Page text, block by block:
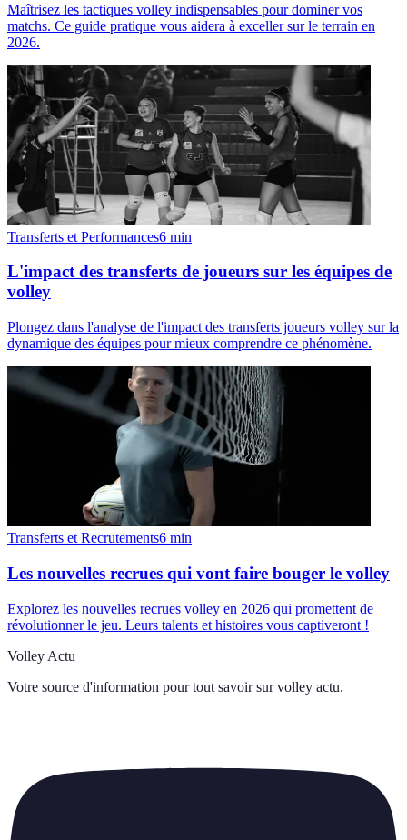
Maîtrisez les tactiques volley indispensables pour dominer vos
matchs. Ce guide pratique vous aidera à exceller sur le terrain en
2026.
Transferts et Performances6 min
L'impact des transferts de joueurs sur les équipes de
volley
Plongez dans l'analyse de l'impact des transferts joueurs volley sur la
dynamique des équipes pour mieux comprendre ce phénomène.
Transferts et Recrutements6 min
Les nouvelles recrues qui vont faire bouger le volley
Explorez les nouvelles recrues volley en 2026 qui promettent de
révolutionner le jeu. Leurs talents et histoires vous captiveront !
Volley Actu
Votre source d'information pour tout savoir sur volley actu.